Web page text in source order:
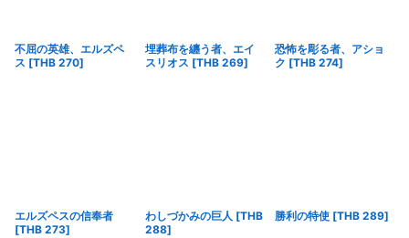
不屈の英雄、エルズペ
ス [THB 270]
埋葬布を纏う者、エイ
スリオス [THB 269]
恐怖を彫る者、アショ
ク [THB 274]
エルズペスの信奉者
[THB 273]
わしづかみの巨人 [THB
288]
勝利の特使 [THB 289]